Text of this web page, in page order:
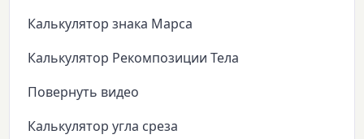
Калькулятор знака Марса
Калькулятор Рекомпозиции Тела
Повернуть видео
Калькулятор угла среза